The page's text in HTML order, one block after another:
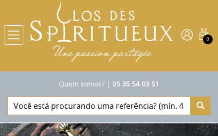
0
Quem somos? | 05 35 54 03 51